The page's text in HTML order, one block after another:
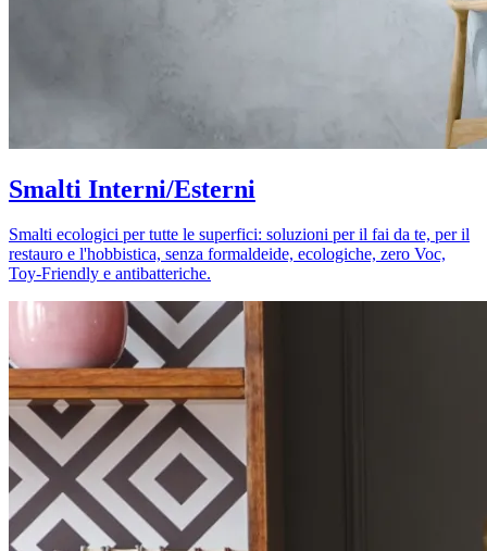
Smalti Interni/Esterni
Smalti ecologici per tutte le superfici: soluzioni per il fai da te, per il
restauro e l'hobbistica, senza formaldeide, ecologiche, zero Voc,
Toy-Friendly e antibatteriche.